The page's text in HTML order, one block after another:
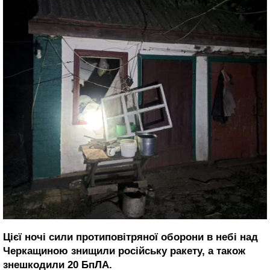
Цієї ночі сили протиповітряної оборони в небі над
Черкащиною знищили російську ракету, а також
знешкодили 20 БпЛА.